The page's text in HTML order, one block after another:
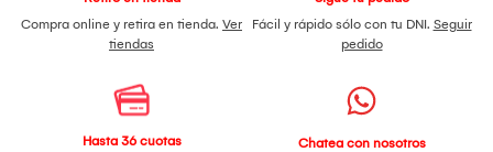
Compra online y retira en tienda. Ver
tiendas
Fácil y rápido sólo con tu DNI. Seguir
pedido
Hasta 36 cuotas
Chatea con nosotros